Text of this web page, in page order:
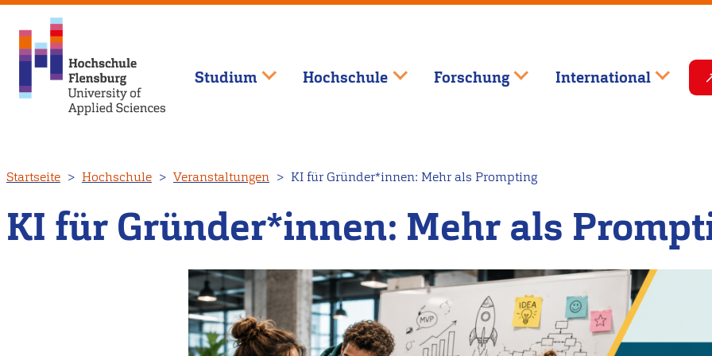
zum
Inhalt
Studium Hochschule Forschung International
Startseite Hochschule Veranstaltungen KI für Gründer*innen: Mehr als Prompting
KI für Gründer*innen: Mehr als